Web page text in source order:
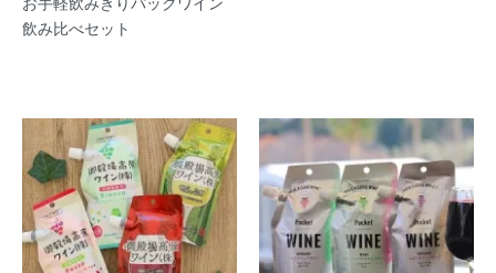
飲み比べセット